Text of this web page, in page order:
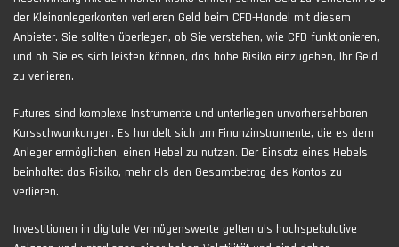
der Kleinanlegerkonten verlieren Geld beim CFD-Handel mit diesem
Anbieter. Sie sollten überlegen, ob Sie verstehen, wie CFD funktionieren,
und ob Sie es sich leisten können, das hohe Risiko einzugehen, Ihr Geld
zu verlieren.
Futures sind komplexe Instrumente und unterliegen unvorhersehbaren
Kursschwankungen. Es handelt sich um Finanzinstrumente, die es dem
Anleger ermöglichen, einen Hebel zu nutzen. Der Einsatz eines Hebels
beinhaltet das Risiko, mehr als den Gesamtbetrag des Kontos zu
verlieren.
Investitionen in digitale Vermögenswerte gelten als hochspekulative